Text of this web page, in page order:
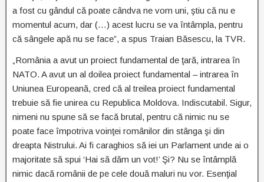
a fost cu gândul că poate cândva ne vom uni, ştiu că nu e
momentul acum, dar (…) acest lucru se va întâmpla, pentru
că sângele apă nu se face”, a spus Traian Băsescu, la TVR.
„România a avut un proiect fundamental de ţară, intrarea în
NATO. A avut un al doilea proiect fundamental – intrarea în
Uniunea Europeană, cred că al treilea proiect fundamental
trebuie să fie unirea cu Republica Moldova. Indiscutabil. Sigur,
nimeni nu spune să se facă brutal, pentru că nimic nu se
poate face împotriva voinţei românilor din stânga şi din
dreapta Nistrului. Ai fi caraghios să iei un Parlament unde ai o
majoritate să spui ‘Hai să dăm un vot!’ Şi? Nu se întâmplă
nimic dacă românii de pe cele două maluri nu vor. Esenţial